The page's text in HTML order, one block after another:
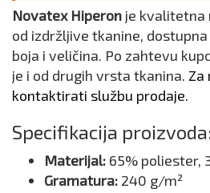
Novatex Hiperon je kvalitetna
od izdržljive tkanine,
boja i veličina. Po zahtevu
je i od drugih vrsta tkanina. Za
kontaktirati službu prodaje.
Specifikacija proizvoda:
Materijal: 65% poliester,
Gramatura: 240 g/m²